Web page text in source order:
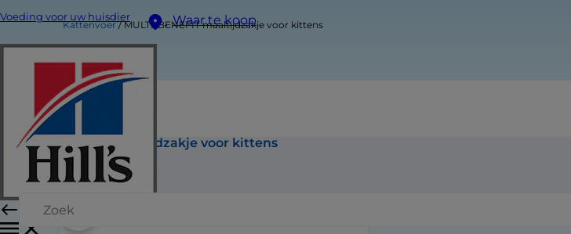
Voeding voor uw huisdier Waar te koop
Kattenvoer MULTI-BENEFIT maaltijdzakje voor kittens
MULTI-BENEFIT maaltijdzakje voor kittens